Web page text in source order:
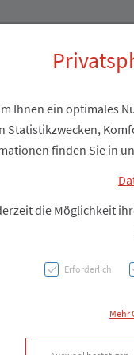
Ihnen ein optimales
Statistikzwecken,
finden Sie in
die Möglichkeit
Erforderlich
Mehr